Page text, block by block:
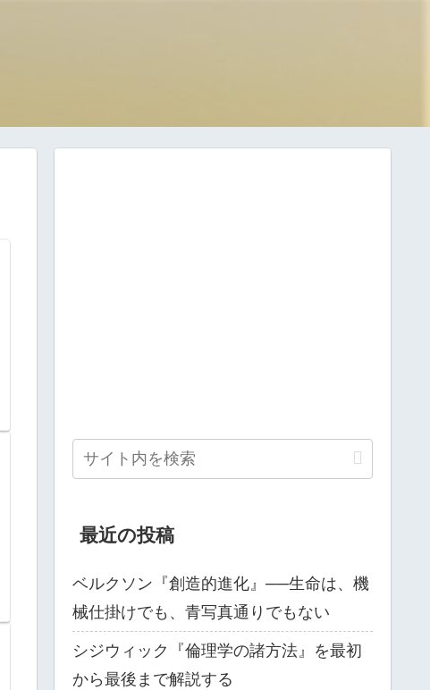
最近の投稿
ベルクソン『創造的進化』──生命は、機
械仕掛けでも、青写真通りでもない
シジウィック『倫理学の諸方法』を最初
から最後まで解説する